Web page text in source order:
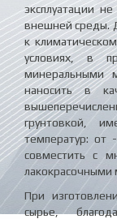
эксплуатации
внешней среды.
к
условиях, в
минеральными
наносить в
грунтовкой,
температур: от
совместить с
лакокрасочными
При
сырье,